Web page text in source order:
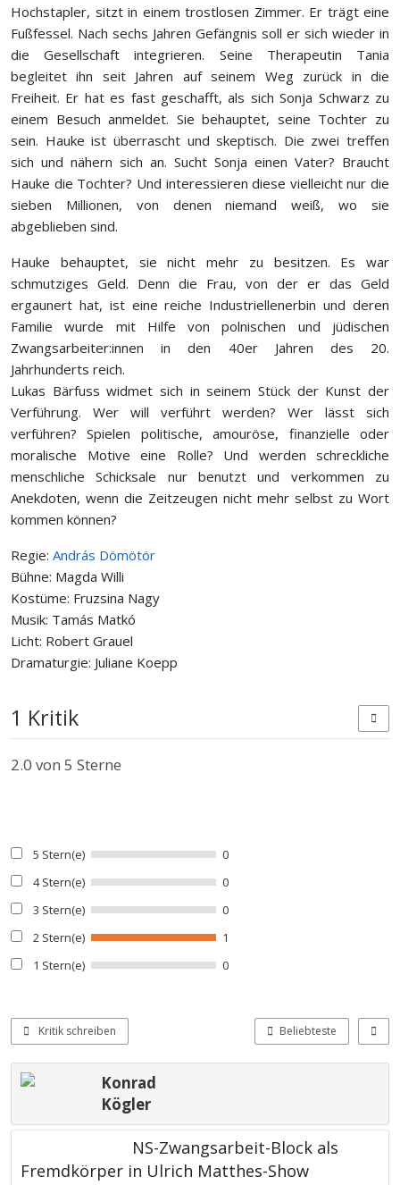
Hochstapler, sitzt in einem trostlosen Zimmer. Er trägt eine
Fußfessel. Nach sechs Jahren Gefängnis soll er sich wieder in
die Gesellschaft integrieren. Seine Therapeutin Tania
begleitet ihn seit Jahren auf seinem Weg zurück in die
Freiheit. Er hat es fast geschafft, als sich Sonja Schwarz zu
einem Besuch anmeldet. Sie behauptet, seine Tochter zu
sein. Hauke ist überrascht und skeptisch. Die zwei treffen
sich und nähern sich an. Sucht Sonja einen Vater? Braucht
Hauke die Tochter? Und interessieren diese vielleicht nur die
sieben Millionen, von denen niemand weiß, wo sie
abgeblieben sind.
Hauke behauptet, sie nicht mehr zu besitzen. Es war
schmutziges Geld. Denn die Frau, von der er das Geld
ergaunert hat, ist eine reiche Industriellenerbin und deren
Familie wurde mit Hilfe von polnischen und jüdischen
Zwangsarbeiter:innen in den 40er Jahren des 20.
Jahrhunderts reich.
Lukas Bärfuss widmet sich in seinem Stück der Kunst der
Verführung. Wer will verführt werden? Wer lässt sich
verführen? Spielen politische, amouröse, finanzielle oder
moralische Motive eine Rolle? Und werden schreckliche
menschliche Schicksale nur benutzt und verkommen zu
Anekdoten, wenn die Zeitzeugen nicht mehr selbst zu Wort
kommen können?
Regie: András Dömötör
Bühne: Magda Willi
Kostüme: Fruzsina Nagy
Musik: Tamás Matkó
Licht: Robert Grauel
Dramaturgie: Juliane Koepp
1 Kritik
2.0 von 5 Sterne
5 Stern(e)
0
4 Stern(e)
0
3 Stern(e)
0
2 Stern(e)
1
1 Stern(e)
0
Kritik schreiben Beliebteste
Konrad
Kögler
NS-Zwangsarbeit-Block als
Fremdkörper in Ulrich Matthes-Show